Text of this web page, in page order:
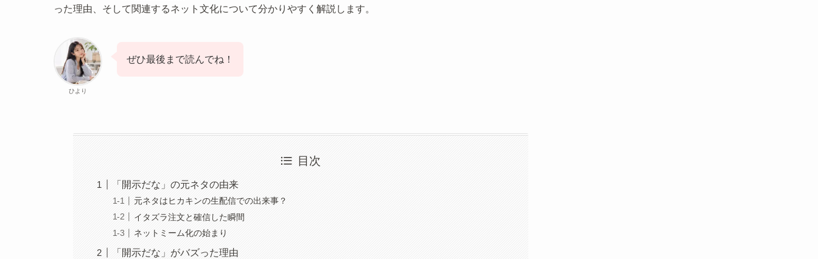
った理由、そして関連するネット文化について分かりやすく解説します。
ひより
ぜひ最後まで読んでね！
目次
「開示だな」の元ネタの由来
元ネタはヒカキンの生配信での出来事？
イタズラ注文と確信した瞬間
ネットミーム化の始まり
「開示だな」がバズった理由